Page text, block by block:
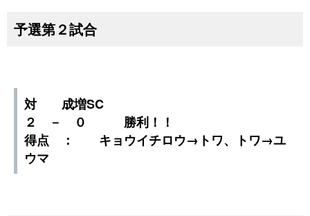
予選第２試合
対 成増SC
２ － ０ 勝利！！
得点 ： キョウイチロウ→トワ、トワ→ユ
ウマ